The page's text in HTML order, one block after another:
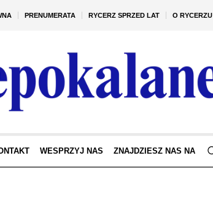
PRENUMERATA RYCERZ SPRZED LAT O RYCERZU
WESPRZYJ NAS ZNAJDZIESZ NAS NA